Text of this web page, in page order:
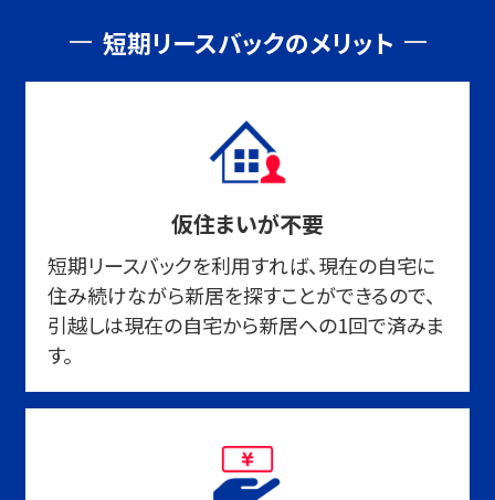
短期リースバックのメリット
仮住まいが不要
短期リースバックを利用すれば、現在の自宅に
住み続けながら新居を探すことができるので、
引越しは現在の自宅から新居への1回で済みま
す。